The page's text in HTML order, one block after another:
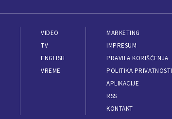
VIDEO
TV
ENGLISH
VREME
MARKETING
IMPRESUM
PRAVILA KORIŠĆENJA
POLITIKA PRIVATNOSTI
APLIKACIJE
RSS
KONTAKT